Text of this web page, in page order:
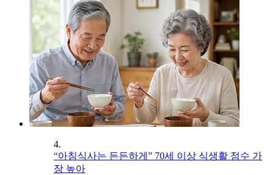
4.
“아침식사는 든든하게” 70세 이상 식생활 점수 가
장 높아